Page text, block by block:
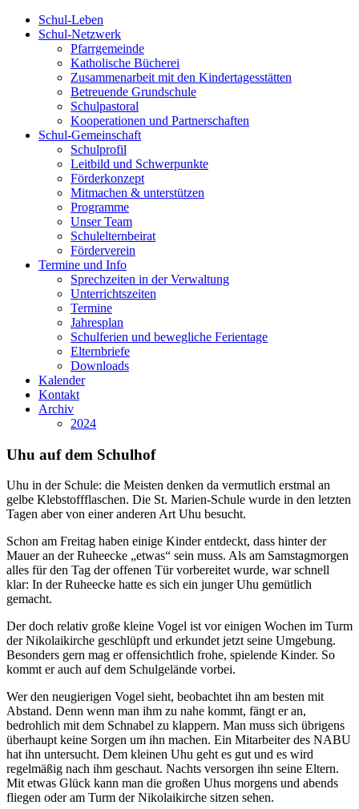
Schul-Leben
Schul-Netzwerk
Pfarrgemeinde
Katholische Bücherei
Zusammenarbeit mit den Kindertagesstätten
Betreuende Grundschule
Schulpastoral
Kooperationen und Partnerschaften
Schul-Gemeinschaft
Schulprofil
Leitbild und Schwerpunkte
Förderkonzept
Mitmachen & unterstützen
Programme
Unser Team
Schulelternbeirat
Förderverein
Termine und Info
Sprechzeiten in der Verwaltung
Unterrichtszeiten
Termine
Jahresplan
Schulferien und bewegliche Ferientage
Elternbriefe
Downloads
Kalender
Kontakt
Archiv
2024
Uhu auf dem Schulhof
Uhu in der Schule: die Meisten denken da vermutlich erstmal an
gelbe Klebstoffflaschen. Die St. Marien-Schule wurde in den letzten
Tagen aber von einer anderen Art Uhu besucht.
Schon am Freitag haben einige Kinder entdeckt, dass hinter der
Mauer an der Ruheecke „etwas“ sein muss. Als am Samstagmorgen
alles für den Tag der offenen Tür vorbereitet wurde, war schnell
klar: In der Ruheecke hatte es sich ein junger Uhu gemütlich
gemacht.
Der doch relativ große kleine Vogel ist vor einigen Wochen im Turm
der Nikolaikirche geschlüpft und erkundet jetzt seine Umgebung.
Besonders gern mag er offensichtlich frohe, spielende Kinder. So
kommt er auch auf dem Schulgelände vorbei.
Wer den neugierigen Vogel sieht, beobachtet ihn am besten mit
Abstand. Denn wenn man ihm zu nahe kommt, fängt er an,
bedrohlich mit dem Schnabel zu klappern. Man muss sich übrigens
überhaupt keine Sorgen um ihn machen. Ein Mitarbeiter des NABU
hat ihn untersucht. Dem kleinen Uhu geht es gut und es wird
regelmäßig nach ihm geschaut. Nachts versorgen ihn seine Eltern.
Mit etwas Glück kann man die großen Uhus morgens und abends
fliegen oder am Turm der Nikolaikirche sitzen sehen.